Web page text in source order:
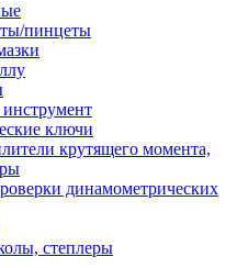
пинцеты
ключи
крутящего момента,
динамометрических
степлеры